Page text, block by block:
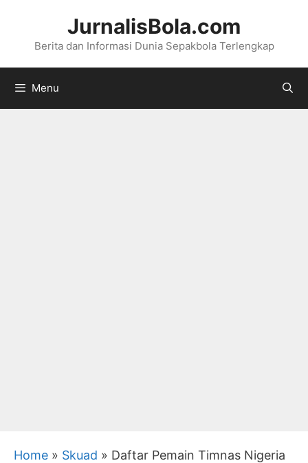
JurnalisBola.com
Berita dan Informasi Dunia Sepakbola Terlengkap
Menu
Home » Skuad » Daftar Pemain Timnas Nigeria